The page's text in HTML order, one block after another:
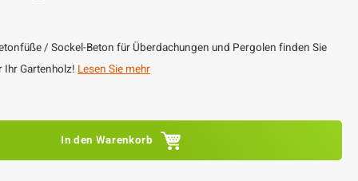
/ Sockel-Beton für Überdachungen und Pergolen finden Sie
Gartenholz! Lesen Sie mehr
In den Warenkorb